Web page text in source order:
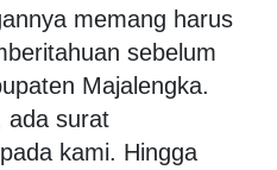
memang harus
sebelum
Majalengka.
ada surat
kami. Hingga